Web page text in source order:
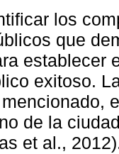
los
que
establecer
exitoso.
de la
et al.,